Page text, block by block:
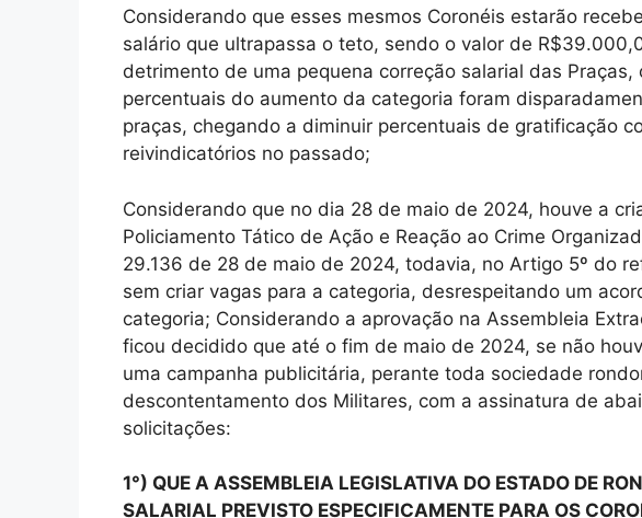
Considerando que esses mesmos Coronéis estarão
salário que ultrapassa o teto, sendo o valor de
detrimento de uma pequena correção salarial das Praças,
percentuais do aumento da categoria foram
praças, chegando a diminuir percentuais de gratificação
reivindicatórios no passado;
Considerando que no dia 28 de maio de 2024, houve a
Policiamento Tático de Ação e Reação ao Crime
29.136 de 28 de maio de 2024, todavia, no Artigo 5º do
sem criar vagas para a categoria, desrespeitando um
categoria; Considerando a aprovação na Assembleia
ficou decidido que até o fim de maio de 2024, se não
uma campanha publicitária, perante toda sociedade
descontentamento dos Militares, com a assinatura de
solicitações:
1°) QUE A ASSEMBLEIA LEGISLATIVA DO ESTADO DE
SALARIAL PREVISTO ESPECIFICAMENTE PARA OS